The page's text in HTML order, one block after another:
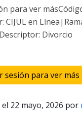
para ver
CIJUL en
Divorcio
sesión para ver más
22 mayo, 2026 por